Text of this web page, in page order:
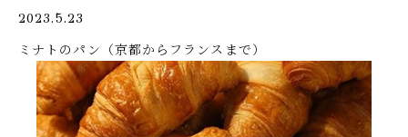
2023.5.23
ミナトのパン（京都からフランスまで）